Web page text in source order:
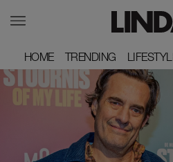
HOME
HOME TRENDING
TRENDING LIFESTYLE